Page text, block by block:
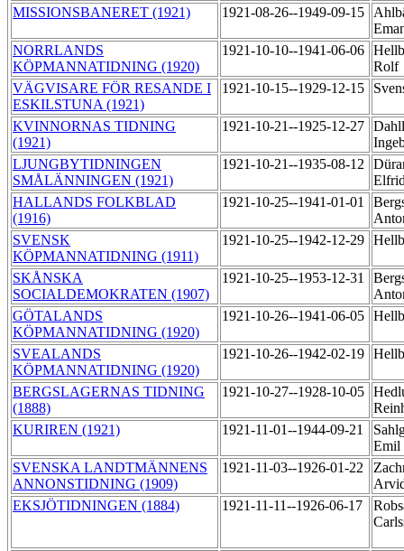
MISSIONSBANERET (1921)
1921-08-26--1949-09-15
NORRLANDS
KÖPMANNATIDNING (1920)
1921-10-10--1941-06-06
Rolf
VÄGVISARE FÖR RESANDE I
ESKILSTUNA (1921)
1921-10-15--1929-12-15
KVINNORNAS TIDNING
(1921)
1921-10-21--1925-12-27
LJUNGBYTIDNINGEN
SMÅLÄNNINGEN (1921)
1921-10-21--1935-08-12
HALLANDS FOLKBLAD
(1916)
1921-10-25--1941-01-01
SVENSK
KÖPMANNATIDNING (1911)
1921-10-25--1942-12-29
SKÅNSKA
SOCIALDEMOKRATEN (1907)
1921-10-25--1953-12-31
GÖTALANDS
KÖPMANNATIDNING (1920)
1921-10-26--1941-06-05
SVEALANDS
KÖPMANNATIDNING (1920)
1921-10-26--1942-02-19
BERGSLAGERNAS TIDNING
(1888)
1921-10-27--1928-10-05
KURIREN (1921)
1921-11-01--1944-09-21
Emil
SVENSKA LANDTMÄNNENS
ANNONSTIDNING (1909)
1921-11-03--1926-01-22
EKSJÖTIDNINGEN (1884)
1921-11-11--1926-06-17